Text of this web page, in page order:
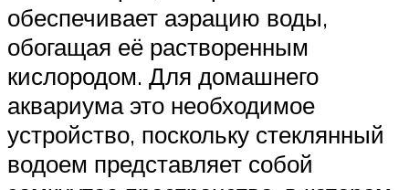
обеспечивает аэрацию воды,
обогащая её растворенным
кислородом. Для домашнего
аквариума это необходимое
устройство, поскольку стеклянный
водоем представляет собой